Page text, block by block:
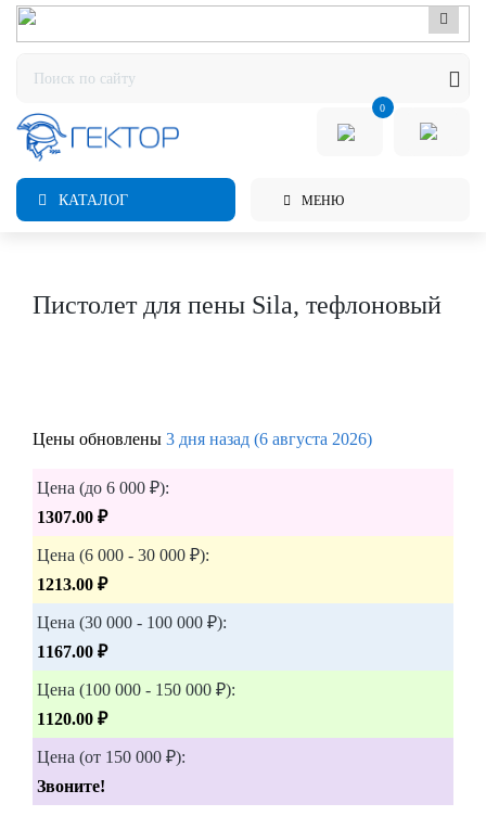
0
КАТАЛОГ МЕНЮ
Пистолет для пены Sila, тефлоновый
Цены обновлены 3 дня назад (6 августа 2026)
Цена (до 6 000 ₽):
1307.00 ₽
Цена (6 000 - 30 000 ₽):
1213.00 ₽
Цена (30 000 - 100 000 ₽):
1167.00 ₽
Цена (100 000 - 150 000 ₽):
1120.00 ₽
Цена (от 150 000 ₽):
Звоните!